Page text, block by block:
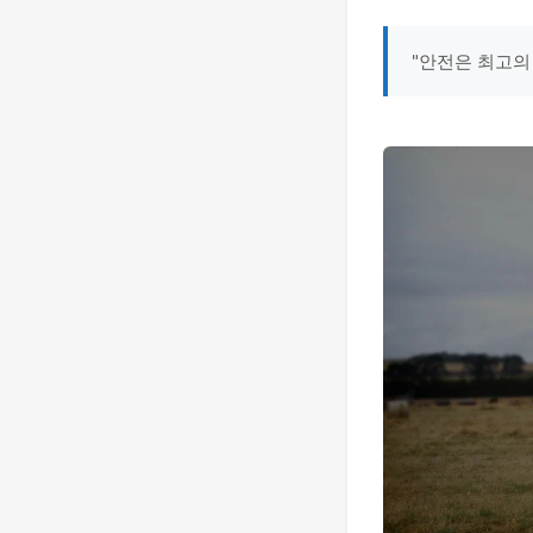
"안전은 최고